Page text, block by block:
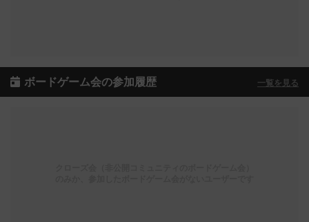
ボードゲーム会の参加履歴 一覧を見る